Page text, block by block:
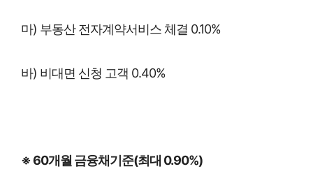
마) 부동산 전자계약서비스 체결 0.10%
바) 비대면 신청 고객 0.40%
※ 60개월 금융채기준(최대 0.90%)